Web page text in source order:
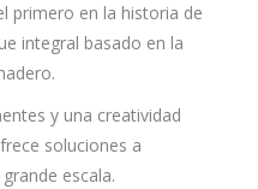
primero en la historia de
integral basado en la
y una creatividad
soluciones a
escala.